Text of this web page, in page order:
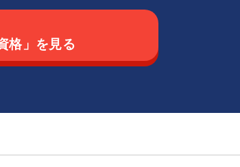
格」を見る